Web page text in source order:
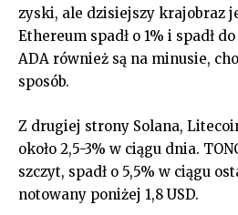
zyski, ale dzisiejszy krajobraz
Ethereum spadł o 1% i spadł do
ADA również są na minusie,
sposób.
Z drugiej strony Solana,
około 2,5-3% w ciągu dnia.
szczyt, spadł o 5,5% w ciągu
notowany poniżej 1,8 USD.